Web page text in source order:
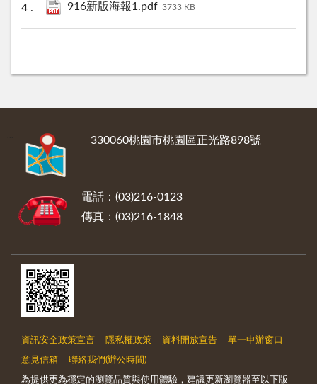
916新版海報1.pdf 3733 KB
330060桃園市桃園區正光路898號
電話：(03)216-0123
傳真：(03)216-1848
資訊安全政策宣言 隱私權政策 資料開放宣告 單一申辦窗口
意見信箱 聯絡我們(辦公時間)
為提供更為穩定的瀏覽品質與使用體驗，建議更新瀏覽器至以下版